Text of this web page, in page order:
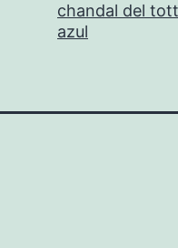
chandal del
azul